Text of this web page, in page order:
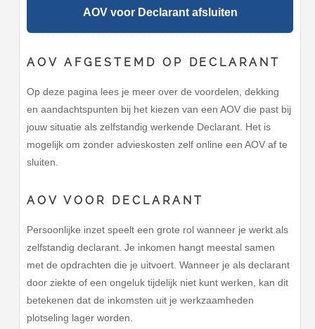
AOV voor Declarant afsluiten
AOV AFGESTEMD OP DECLARANT
Op deze pagina lees je meer over de voordelen, dekking
en aandachtspunten bij het kiezen van een AOV die past bij
jouw situatie als zelfstandig werkende Declarant. Het is
mogelijk om zonder advieskosten zelf online een AOV af te
sluiten.
AOV VOOR DECLARANT
Persoonlijke inzet speelt een grote rol wanneer je werkt als
zelfstandig declarant. Je inkomen hangt meestal samen
met de opdrachten die je uitvoert. Wanneer je als declarant
door ziekte of een ongeluk tijdelijk niet kunt werken, kan dit
betekenen dat de inkomsten uit je werkzaamheden
plotseling lager worden.